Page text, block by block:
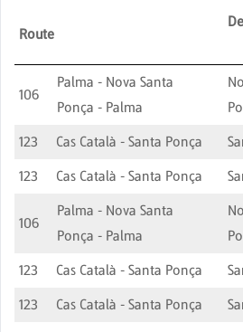
Route
106
Palma - Nova Santa
Ponça - Palma
123 Cas Català - Santa Ponça
123
Cas Català - Santa Ponça
106
Palma - Nova Santa
Ponça - Palma
123 Cas Català - Santa Ponça
123
Cas Català - Santa Ponça